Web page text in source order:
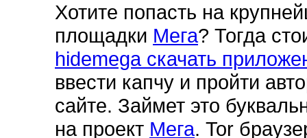
Хотите попасть на
площадки Мега? Тогда
hidemega скачать
ввести капчу и пройти
сайте. Займет это
на проект Мега. Tor